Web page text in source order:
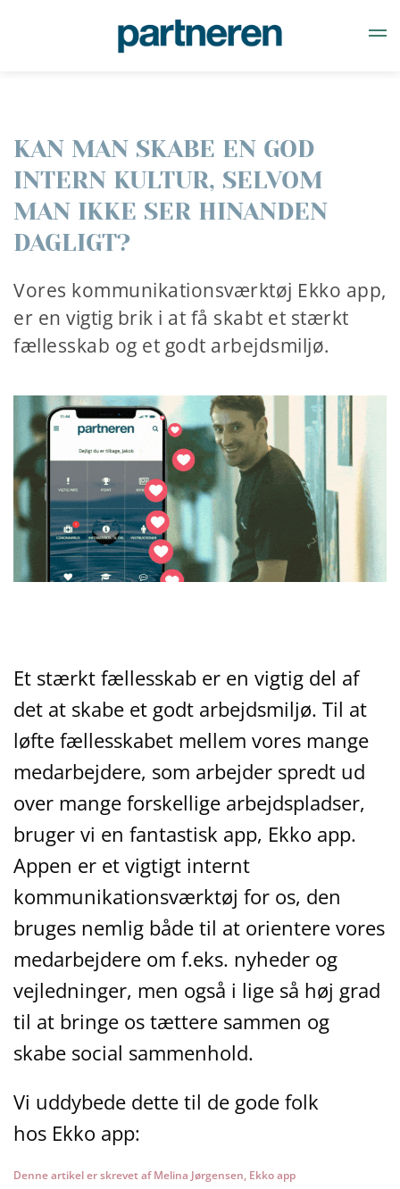
Gå til hovedindhold
KAN MAN SKABE EN GOD
INTERN KULTUR, SELVOM
MAN IKKE SER HINANDEN
DAGLIGT?
Vores kommunikationsværktøj Ekko app,
er en vigtig brik i at få skabt et stærkt
fællesskab og et godt arbejdsmiljø.
Et stærkt fællesskab er en vigtig del af
det at skabe et godt arbejdsmiljø. Til at
løfte fællesskabet mellem vores mange
medarbejdere, som arbejder spredt ud
over mange forskellige arbejdspladser,
bruger vi en fantastisk app, Ekko app.
Appen er et vigtigt internt
kommunikationsværktøj for os, den
bruges nemlig både til at orientere vores
medarbejdere om f.eks. nyheder og
vejledninger, men også i lige så høj grad
til at bringe os tættere sammen og
skabe social sammenhold.
Vi uddybede dette til de gode folk
hos Ekko app:
Denne artikel er skrevet af Melina Jørgensen, Ekko app